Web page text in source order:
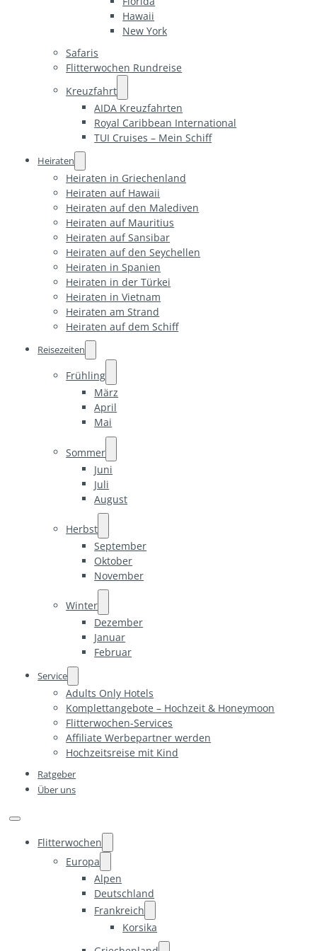
Hawaii
New York
Safaris
Flitterwochen Rundreise
Kreuzfahrt
AIDA Kreuzfahrten
Royal Caribbean International
TUI Cruises – Mein Schiff
Heiraten
Heiraten in Griechenland
Heiraten auf Hawaii
Heiraten auf den Malediven
Heiraten auf Mauritius
Heiraten auf Sansibar
Heiraten auf den Seychellen
Heiraten in Spanien
Heiraten in der Türkei
Heiraten in Vietnam
Heiraten am Strand
Heiraten auf dem Schiff
Reisezeiten
Frühling
März
April
Mai
Sommer
Juni
Juli
August
Herbst
September
Oktober
November
Winter
Dezember
Januar
Februar
Service
Adults Only Hotels
Komplettangebote – Hochzeit & Honeymoon
Flitterwochen-Services
Affiliate Werbepartner werden
Hochzeitsreise mit Kind
Ratgeber
Über uns
Flitterwochen
Europa
Alpen
Deutschland
Frankreich
Korsika